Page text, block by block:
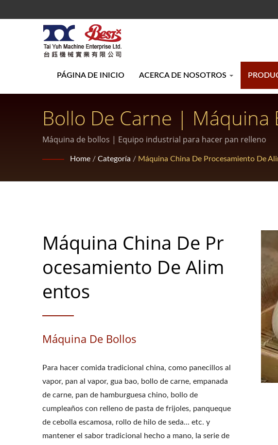
PÁGINA DE INICIO ACERCA DE NOSOTROS
Bollo De Carne | Máquina
Producción A Gran Escala
Máquina de bollos | Equipo industrial para hacer pan relleno
Home / Categoría / Máquina China De Procesamiento De
Máquina China De Pr
Ocesamiento De Alim
Entos
Máquina De Bollos
Para hacer comida tradicional china, como panecillos al
vapor, pan al vapor, gua bao, bollo de carne, empanada
de carne, pan de hamburguesa chino, bollo de
cumpleaños con relleno de pasta de frijoles, panqueque
de cebolla escamosa, rollo de hilo de seda... etc. y
mantener el sabor tradicional hecho a mano, la serie de